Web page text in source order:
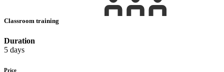
Classroom training
Duration
5 days
Price